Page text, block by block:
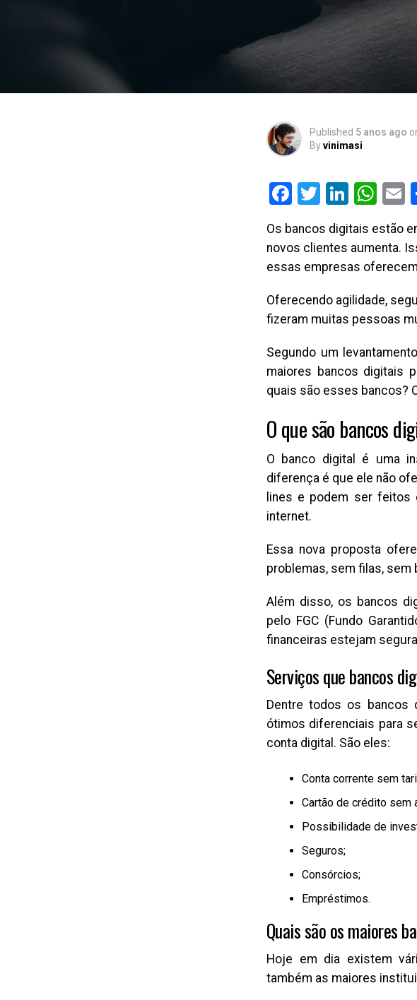
Published 5 anos ago
Byvinimasi
Facebook
Twitter
Os bancos digitais estão
novos clientes aumenta.
essas empresas
Oferecendo agilidade,
fizeram muitas pessoas
Segundo um
maiores bancos digitais
quais são esses bancos?
O que são bancos
O banco digital é uma
diferença é que ele não
lines e podem ser feitos
internet.
Essa nova proposta
problemas, sem filas, sem
Além disso, os bancos
pelo FGC (Fundo
financeiras estejam
Serviços que bancos
Dentre todos os bancos
ótimos diferenciais para
conta digital. São eles:
Conta corrente sem
Cartão de crédito sem
Possibilidade de
Seguros;
Consórcios;
Empréstimos.
Quais são os maiores
Hoje em dia existem
também as maiores